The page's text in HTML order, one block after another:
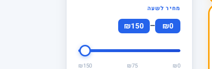
מחיר לשעה
₪0
–
₪150
₪0
₪75
₪150